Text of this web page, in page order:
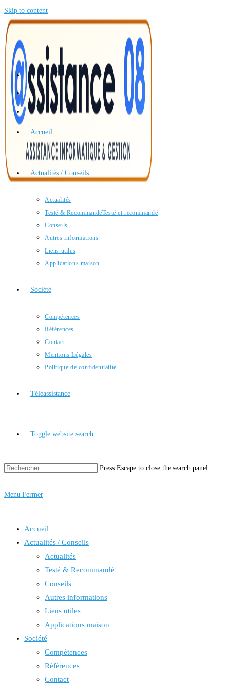
Skip to content
Accueil
Actualités / Conseils
Actualités
Testé & RecommandéTesté et recommandé
Conseils
Autres informations
Liens utiles
Applications maison
Société
Compétences
Références
Contact
Mentions Légales
Politique de confidentialité
Téléassistance
Toggle website search
Press Escape to close the search panel.
Menu Fermer
Accueil
Actualités / Conseils
Actualités
Testé & Recommandé
Conseils
Autres informations
Liens utiles
Applications maison
Société
Compétences
Références
Contact